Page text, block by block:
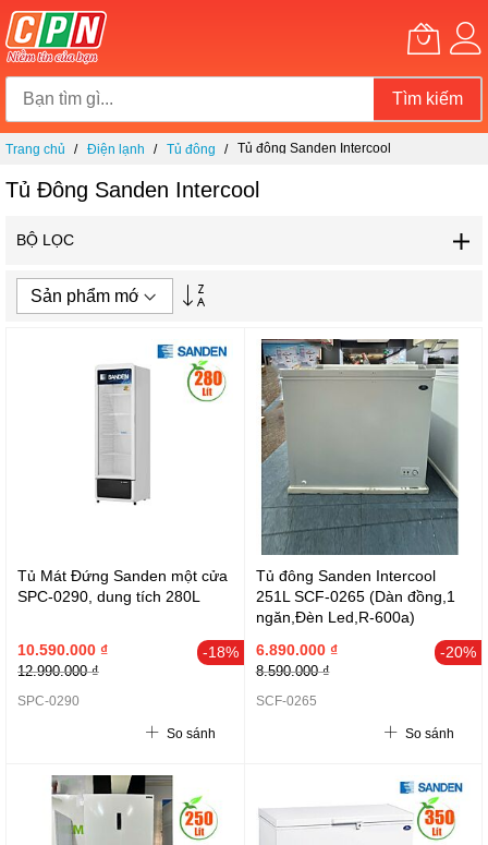
Tìm kiếm
Chuyển
nội
Trang chủ Điện lạnh Tủ đông Tủ đông Sanden Intercool
Tủ Đông Sanden Intercool
BỘ LỌC
lập
hướng
tăng
dần
Tủ Mát Đứng Sanden một cửa
SPC-0290, dung tích 280L
-18%
10.590.000 ₫
12.990.000 ₫
SPC-0290
So sánh
Tủ đông Sanden Intercool
251L SCF-0265 (Dàn đồng,1
ngăn,Đèn Led,R-600a)
-20%
6.890.000 ₫
8.590.000 ₫
SCF-0265
So sánh